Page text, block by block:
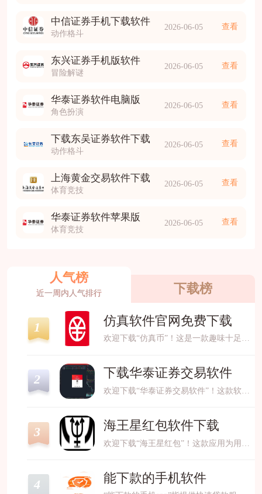
中信证券手机下载软件
动作格斗
2026-06-05 查看
东兴证券手机版软件
冒险解谜
2026-06-05 查看
华泰证券软件电脑版
角色扮演
2026-06-05 查看
下载东吴证券软件下载
动作格斗
2026-06-05 查看
上海黄金交易软件下载
体育竞技
2026-06-05 查看
华泰证券软件苹果版
体育竞技
2026-06-05 查看
人气榜
近一周内人气排行 下载榜
1 仿真软件官网免费下载
欢迎下载“仿真币”！这是一款趣味十足的虚拟货币模拟软件，适合学习和了解金融、理财知识。用户可以体验模拟交易、资产管理等操作，提升财商素养。界面简洁友好，操作方便，是学习投
2 下载华泰证券交易软件
3 海王星红包软件下载
4 能下款的手机软件